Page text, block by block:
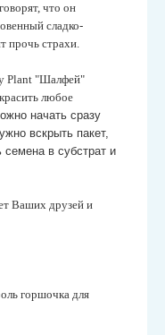
что он
сладко-
прочь страхи.
Plant "Шалфей"
любое
начать сразу
вскрыть пакет,
в субстрат и
Ваших друзей и
горшочка для